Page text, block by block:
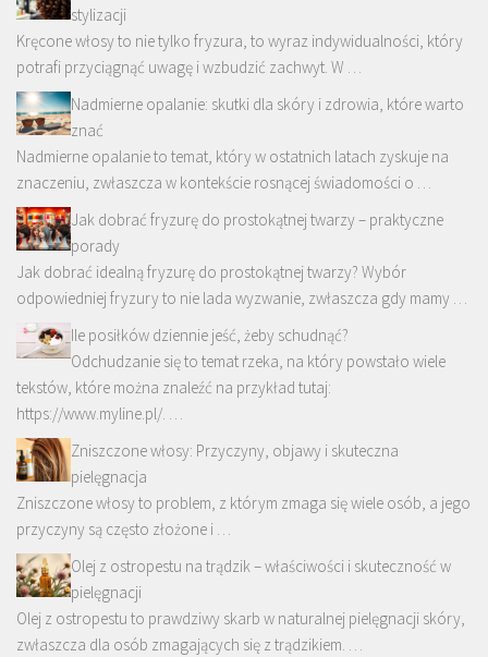
stylizacji
Kręcone włosy to nie tylko fryzura, to wyraz indywidualności, który
potrafi przyciągnąć uwagę i wzbudzić zachwyt. W …
Nadmierne opalanie: skutki dla skóry i zdrowia, które warto
znać
Nadmierne opalanie to temat, który w ostatnich latach zyskuje na
znaczeniu, zwłaszcza w kontekście rosnącej świadomości o …
Jak dobrać fryzurę do prostokątnej twarzy – praktyczne
porady
Jak dobrać idealną fryzurę do prostokątnej twarzy? Wybór
odpowiedniej fryzury to nie lada wyzwanie, zwłaszcza gdy mamy …
Ile posiłków dziennie jeść, żeby schudnąć?
Odchudzanie się to temat rzeka, na który powstało wiele
tekstów, które można znaleźć na przykład tutaj:
https://www.myline.pl/. …
Zniszczone włosy: Przyczyny, objawy i skuteczna
pielęgnacja
Zniszczone włosy to problem, z którym zmaga się wiele osób, a jego
przyczyny są często złożone i …
Olej z ostropestu na trądzik – właściwości i skuteczność w
pielęgnacji
Olej z ostropestu to prawdziwy skarb w naturalnej pielęgnacji skóry,
zwłaszcza dla osób zmagających się z trądzikiem. …